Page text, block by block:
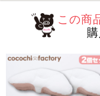
この商